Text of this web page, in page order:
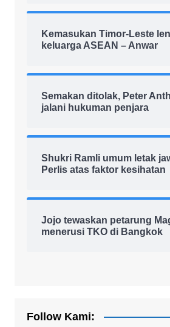
Kemasukan Timor-Leste
keluarga ASEAN – Anwar
Semakan ditolak, Peter
jalani hukuman penjara
Shukri Ramli umum letak
Perlis atas faktor kesihatan
Jojo tewaskan petarung
menerusi TKO di Bangkok
Follow Kami: